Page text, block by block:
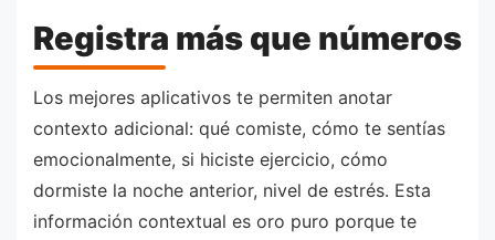
Registra más que números
Los mejores aplicativos te permiten anotar
contexto adicional: qué comiste, cómo te sentías
emocionalmente, si hiciste ejercicio, cómo
dormiste la noche anterior, nivel de estrés. Esta
información contextual es oro puro porque te